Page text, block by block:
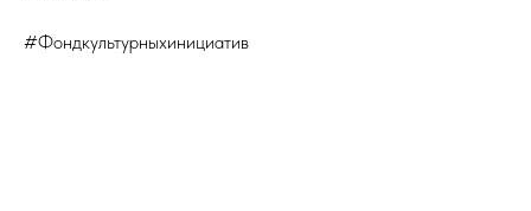
#Фондкультурныхинициатив